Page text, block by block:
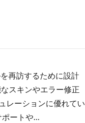
再訪するために設計
スキンやエラー修正
レーションに優れてい
ートや